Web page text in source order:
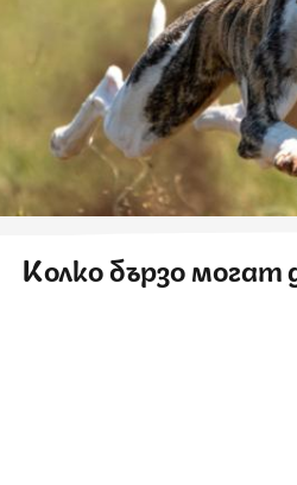
Колко бързо